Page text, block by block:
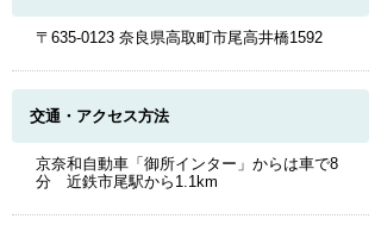
〒635-0123 奈良県高取町市尾高井橋1592
交通・アクセス方法
京奈和自動車「御所インター」からは車で8
分 近鉄市尾駅から1.1km